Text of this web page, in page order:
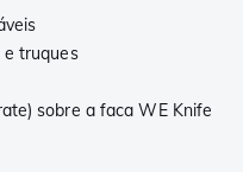
e truques
sobre a faca WE Knife